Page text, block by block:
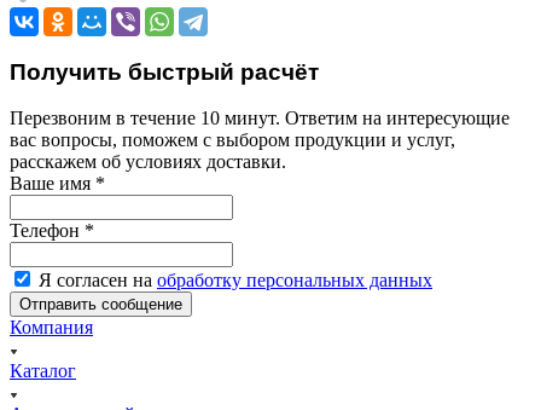
Получить быстрый расчёт
Перезвоним в течение 10 минут. Ответим на интересующие
вас вопросы, поможем с выбором продукции и услуг,
расскажем об условиях доставки.
Ваше имя *
Телефон *
Я согласен на обработку персональных данных
Компания
Каталог